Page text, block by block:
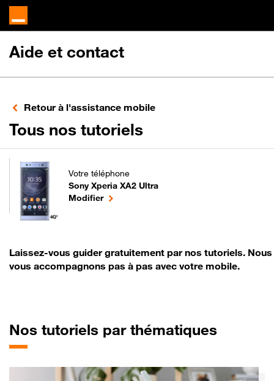
Aide et contact
Retour à l'assistance mobile
Tous nos tutorielspour votre Sony
Laissez-vous guider gratuitement par nos tutoriels. Nous
vous accompagnons pas à pas avec votre mobile.
Votre téléphone
Sony Xperia XA2 Ultra
pour votre Sony Xperia XA2 Ultra ou
Modifierle téléphone sélectionné
Nos tutoriels par thématiquespour